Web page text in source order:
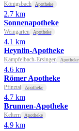
Königsbach Apotheke
2.7 km
Sonnenapotheke
Weingarten Apotheke
4.1 km
Heynlin-Apotheke
Kämpfelbach-Ersingen Apotheke
4.6 km
Römer Apotheke
Pfinztal Apotheke
4.7 km
Brunnen-Apotheke
Keltern Apotheke
4.9 km